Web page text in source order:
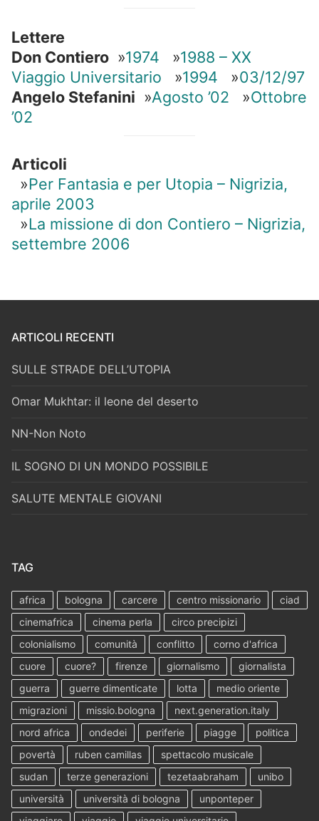
Lettere
Don Contiero »1974 »1988 – XX
Viaggio Universitario »1994 »03/12/97
Angelo Stefanini »Agosto ’02 »Ottobre
’02
Articoli
»Per Fantasia e per Utopia – Nigrizia,
aprile 2003
»La missione di don Contiero – Nigrizia,
settembre 2006
ARTICOLI RECENTI
SULLE STRADE DELL’UTOPIA
Omar Mukhtar: il leone del deserto
NN-Non Noto
IL SOGNO DI UN MONDO POSSIBILE
SALUTE MENTALE GIOVANI
TAG
africa bologna carcere centro missionario
ciad
cinemafrica
cinema perla
circo precipizi
colonialismo
comunità conflitto
corno d'africa
cuore
cuore? firenze giornalismo
giornalista
guerra
guerre dimenticate lotta
medio oriente
migrazioni
missio.bologna
next.generation.italy
nord africa
ondedei periferie piagge
politica
povertà
ruben camillas
spettacolo musicale
sudan
terze generazioni tezetaabraham
unibo
università
università di bologna
unponteper